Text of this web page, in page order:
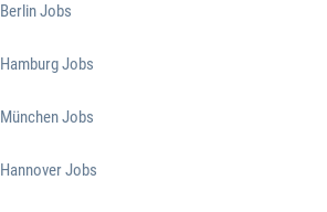
Berlin Jobs
Hamburg Jobs
München Jobs
Hannover Jobs